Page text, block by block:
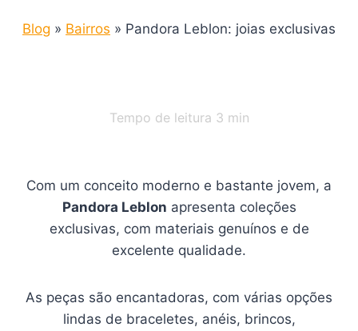
Blog » Bairros » Pandora Leblon: joias exclusivas
Tempo de leitura 3 min
Com um conceito moderno e bastante jovem, a
Pandora Leblon apresenta coleções
exclusivas, com materiais genuínos e de
excelente qualidade.
As peças são encantadoras, com várias opções
lindas de braceletes, anéis, brincos,